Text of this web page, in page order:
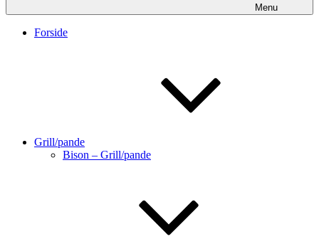
Menu
Forside
Grill/pande
Bison – Grill/pande